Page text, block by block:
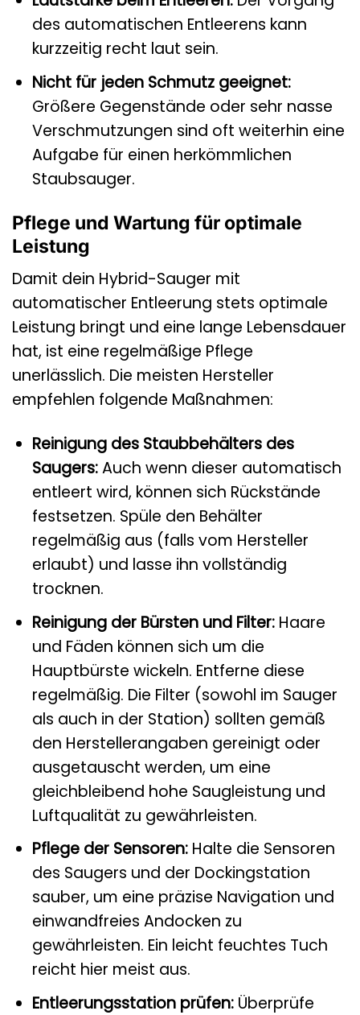
des automatischen Entleerens kann
kurzzeitig recht laut sein.
Nicht für jeden Schmutz geeignet:
Größere Gegenstände oder sehr nasse
Verschmutzungen sind oft weiterhin eine
Aufgabe für einen herkömmlichen
Staubsauger.
Pflege und Wartung für optimale
Leistung
Damit dein Hybrid-Sauger mit
automatischer Entleerung stets optimale
Leistung bringt und eine lange Lebensdauer
hat, ist eine regelmäßige Pflege
unerlässlich. Die meisten Hersteller
empfehlen folgende Maßnahmen:
Reinigung des Staubbehälters des
Saugers:Auch wenn dieser automatisch
entleert wird, können sich Rückstände
festsetzen. Spüle den Behälter
regelmäßig aus (falls vom Hersteller
erlaubt) und lasse ihn vollständig
trocknen.
Reinigung der Bürsten und Filter:Haare
und Fäden können sich um die
Hauptbürste wickeln. Entferne diese
regelmäßig. Die Filter (sowohl im Sauger
als auch in der Station) sollten gemäß
den Herstellerangaben gereinigt oder
ausgetauscht werden, um eine
gleichbleibend hohe Saugleistung und
Luftqualität zu gewährleisten.
Pflege der Sensoren:Halte die Sensoren
des Saugers und der Dockingstation
sauber, um eine präzise Navigation und
einwandfreies Andocken zu
gewährleisten. Ein leicht feuchtes Tuch
reicht hier meist aus.
Entleerungsstation prüfen:Überprüfe